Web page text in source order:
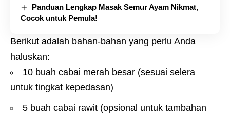
Panduan Lengkap Masak Semur Ayam Nikmat,
Cocok untuk Pemula!
Berikut adalah bahan-bahan yang perlu Anda
haluskan:
10 buah cabai merah besar (sesuai selera
untuk tingkat kepedasan)
5 buah cabai rawit (opsional untuk tambahan